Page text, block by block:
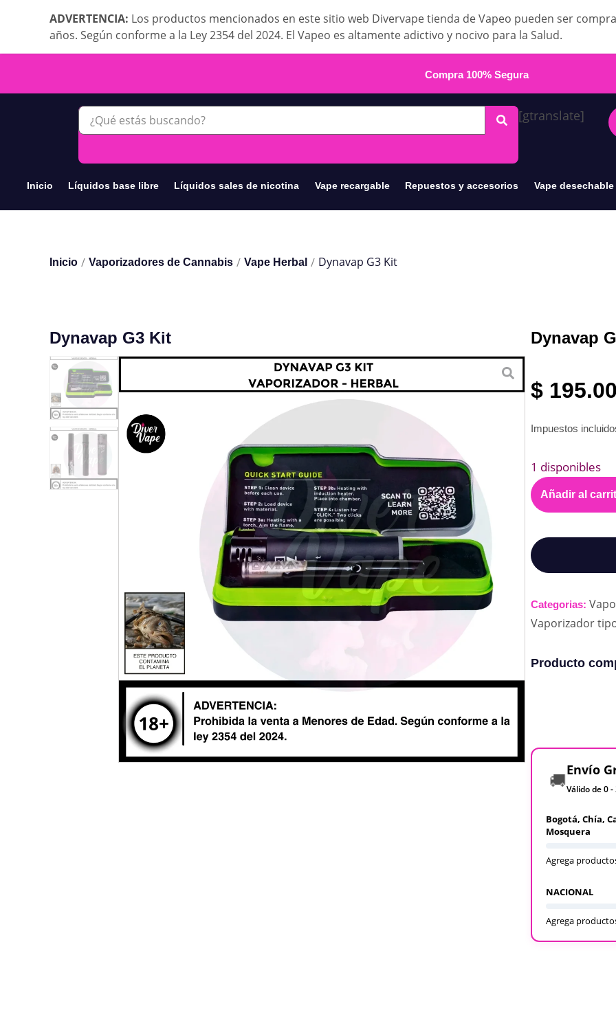
ADVERTENCIA: Los productos mencionados en este sitio web Divervape tienda de Vapeo pueden ser
años. Según conforme a la Ley 2354 del 2024. El Vapeo es altamente adictivo y nocivo para la Salud.
Compra 100% Segura
[gtranslate]
Inicio Líquidos base libre Líquidos sales de nicotina Vape recargable Repuestos y accesorios Vape desechable
Inicio / Vaporizadores de Cannabis / Vape Herbal / Dynavap G3 Kit
Dynavap G3 Kit Dynavap
$
Impuestos
1 disponibles
Añadir al
Categorias:
Vaporizador
Producto
🚚 Envío
Válido de 0 -
Bogotá, Chía,
Mosquera
Agrega
NACIONAL
Agrega